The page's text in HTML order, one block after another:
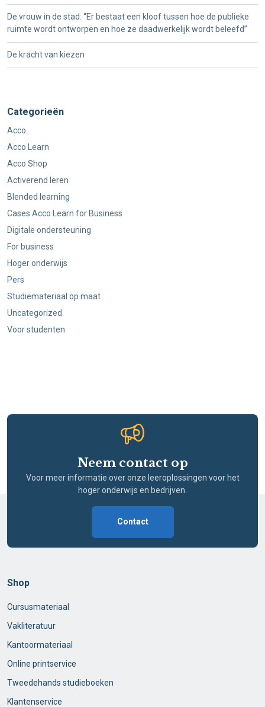
De vrouw in de stad: “Er bestaat een kloof tussen hoe de publieke
ruimte wordt ontworpen en hoe ze daadwerkelijk wordt beleefd”
De kracht van kiezen
Categorieën
Acco
Acco Learn
Acco Shop
Activerend leren
Blended learning
Cases Acco Learn for Business
Digitale ondersteuning
For business
Hoger onderwijs
Pers
Studiemateriaal op maat
Uncategorized
Voor studenten
Neem contact op
Voor meer informatie over onze leeroplossingen voor het
hoger onderwijs en bedrijven.
Contact
Shop
Cursusmateriaal
Vakliteratuur
Kantoormateriaal
Online printservice
Tweedehands studieboeken
Klantenservice